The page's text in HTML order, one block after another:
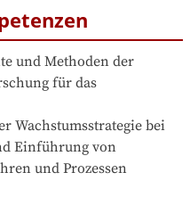
und Methoden der
für das
Wachstumsstrategie bei
Einführung von
und Prozessen